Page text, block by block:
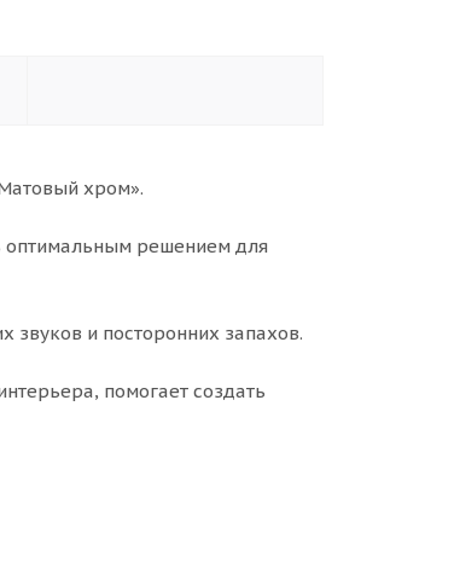
хром».
оптимальным решением для
звуков и посторонних запахов.
помогает создать